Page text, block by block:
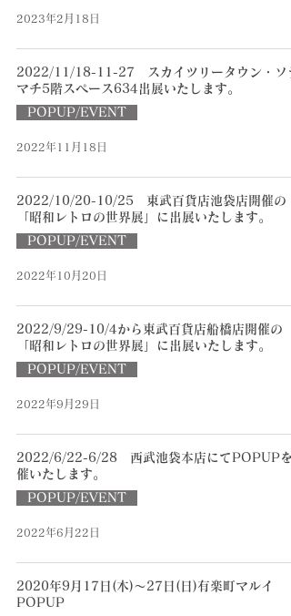
2023年2月18日
2022/11/18-11-27 スカイツリータウン・ソ
マチ5階スペース634出展いたします。
POPUP/EVENT
2022年11月18日
2022/10/20-10/25 東武百貨店池袋店開催の
「昭和レトロの世界展」に出展いたします。
POPUP/EVENT
2022年10月20日
2022/9/29-10/4から東武百貨店船橋店開催の
「昭和レトロの世界展」に出展いたします。
POPUP/EVENT
2022年9月29日
2022/6/22-6/28 西武池袋本店にてPOPUPを
催いたします。
POPUP/EVENT
2022年6月22日
2020年9月17日(木)～27日(日)有楽町マルイ
POPUP